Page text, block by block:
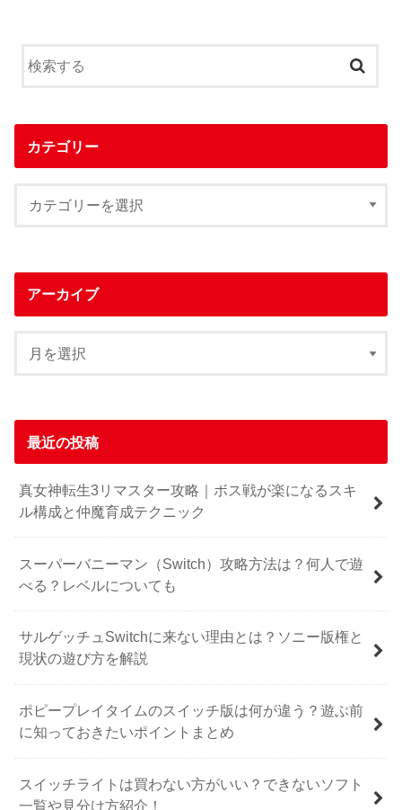
カテゴリー
アーカイブ
最近の投稿
真女神転生3リマスター攻略｜ボス戦が楽になるスキ
ル構成と仲魔育成テクニック
スーパーバニーマン（Switch）攻略方法は？何人で遊
べる？レベルについても
サルゲッチュSwitchに来ない理由とは？ソニー版権と
現状の遊び方を解説
ポピープレイタイムのスイッチ版は何が違う？遊ぶ前
に知っておきたいポイントまとめ
スイッチライトは買わない方がいい？できないソフト
一覧や見分け方紹介！